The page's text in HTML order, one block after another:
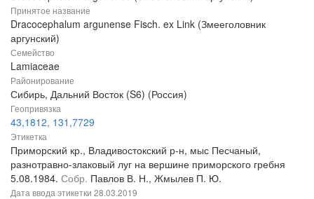
Принятое название
Dracocephalum argunense Fisch. ex Link (Змееголовник
аргунский)
Семейство
Lamiaceae
Районирование
Сибирь, Дальний Восток (S6) (Россия)
Геопривязка
43,1812, 131,7729
Этикетка
Приморский кр., Владивостокский р-н, мыс Песчаный,
разнотравно-злаковый луг на вершине приморского гребня
5.08.1984. Собр. Павлов В. Н., Жмылев П. Ю.
Дата ввода этикетки 28.03.2019